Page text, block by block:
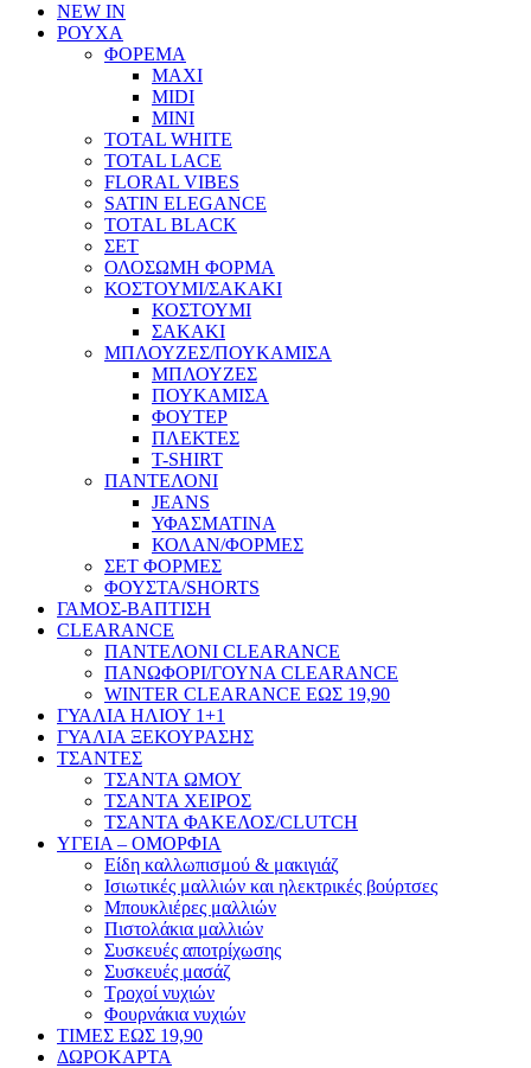
NEW IN
ΡΟΥΧΑ
ΦΟΡΕΜΑ
MAXI
MIDI
MINI
TOTAL WHITE
TOTAL LACE
FLORAL VIBES
SATIN ELEGANCE
TOTAL BLACK
ΣΕΤ
ΟΛΟΣΩΜΗ ΦΟΡΜΑ
ΚΟΣΤΟΥΜΙ/ΣΑΚΑΚΙ
ΚΟΣΤΟΥΜΙ
ΣΑΚΑΚΙ
ΜΠΛΟΥΖΕΣ/ΠΟΥΚΑΜΙΣΑ
ΜΠΛΟΥΖΕΣ
ΠΟΥΚΑΜΙΣΑ
ΦΟΥΤΕΡ
ΠΛΕΚΤΕΣ
T-SHIRT
ΠΑΝΤΕΛΟΝΙ
JEANS
ΥΦΑΣΜΑΤΙΝΑ
ΚΟΛΑΝ/ΦΟΡΜΕΣ
ΣΕΤ ΦΟΡΜΕΣ
ΦΟΥΣΤΑ/SHORTS
ΓΑΜΟΣ-ΒΑΠΤΙΣΗ
CLEARANCE
ΠΑΝΤΕΛΟΝΙ CLEARANCE
ΠΑΝΩΦΟΡΙ/ΓΟΥΝΑ CLEARANCE
WINTER CLEARANCE ΕΩΣ 19,90
ΓΥΑΛΙΑ ΗΛΙΟΥ 1+1
ΓΥΑΛΙΑ ΞΕΚΟΥΡΑΣΗΣ
ΤΣΑΝΤΕΣ
ΤΣΑΝΤΑ ΩΜΟΥ
ΤΣΑΝΤΑ ΧΕΙΡΟΣ
ΤΣΑΝΤΑ ΦΑΚΕΛΟΣ/CLUTCH
ΥΓΕΙΑ – ΟΜΟΡΦΙΑ
Είδη καλλωπισμού & μακιγιάζ
Ισιωτικές μαλλιών και ηλεκτρικές βούρτσες
Μπουκλιέρες μαλλιών
Πιστολάκια μαλλιών
Συσκευές αποτρίχωσης
Συσκευές μασάζ
Τροχοί νυχιών
Φουρνάκια νυχιών
ΤΙΜΕΣ ΕΩΣ 19,90
ΔΩΡΟΚΑΡΤΑ